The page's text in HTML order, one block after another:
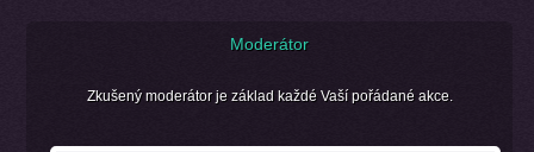
Moderátor
Zkušený moderátor je základ každé Vaší pořádané akce.